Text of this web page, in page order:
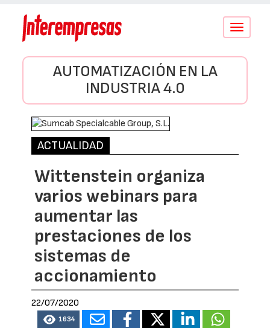
Conmutar
AUTOMATIZACIÓN EN LA
INDUSTRIA 4.0
ACTUALIDAD
Wittenstein organiza
varios webinars para
aumentar las
prestaciones de los
sistemas de
accionamiento
22/07/2020
1634